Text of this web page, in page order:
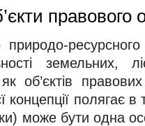
правового
природо-
земельних,
об’єктів
концепції полягає
може бути одна